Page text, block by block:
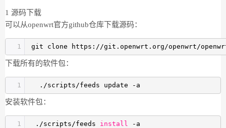
1 源码下载
可以从openwrt官方github仓库下载源码：
1 git clone https: //git .openwrt.org/openwrt/
下载所有的软件包：
1 . /scripts/feeds update -a
安装软件包：
1 . /scripts/feeds install -a